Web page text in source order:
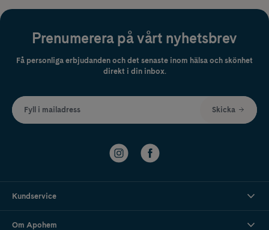
Vilka produkter är mest populära?
Prenumerera på vårt nyhetsbrev
Få personliga erbjudanden och det senaste inom hälsa och skönhet
direkt i din inbox.
Fyll i mailadress Skicka
Kundservice
Om Apohem